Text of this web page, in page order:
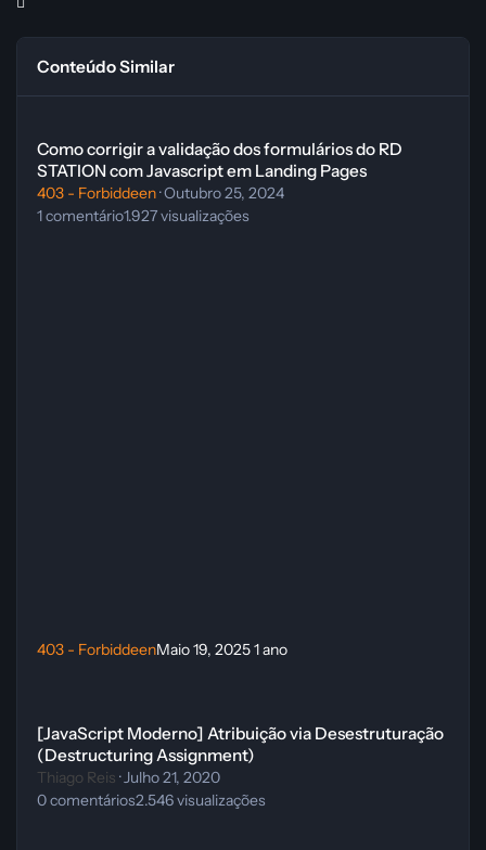
Conteúdo Similar
Como corrigir a validação dos formulários do RD
STATION com Javascript em Landing Pages
403 - Forbiddeen·Outubro 25, 2024
1comentário1.927visualizações
403 - ForbiddeenMaio 19, 20251 ano
[JavaScript Moderno] Atribuição via Desestruturação
(Destructuring Assignment)
Thiago Reis ·Julho 21, 2020
0comentários2.546visualizações